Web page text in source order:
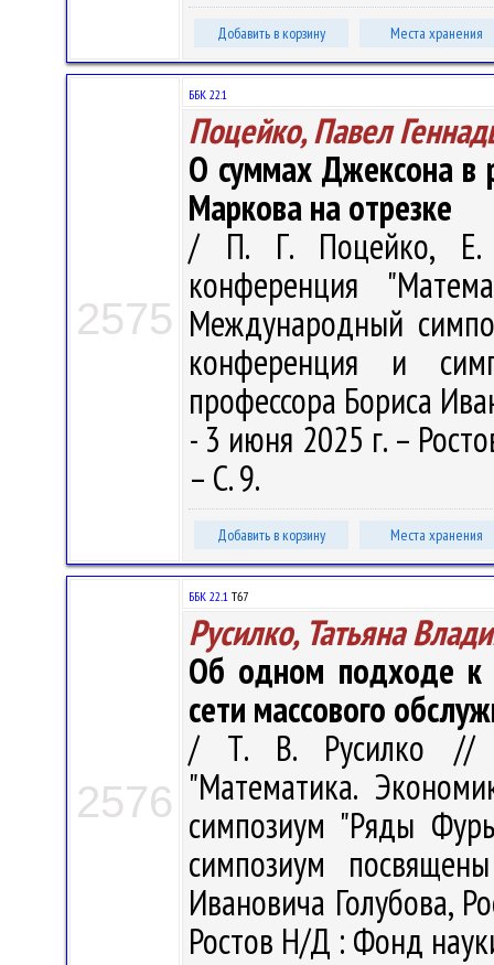
Добавить в корзину Места хранения
2575
ББК 22.1
Поцейко, Павел
О суммах Джексона в
Маркова на отрезке
/ П. Г. Поцейко, Е.
конференция
Международный
конференция и
профессора Бориса
- 3 июня 2025 г. –
– С. 9.
Добавить в корзину Места хранения
2576
ББК 22..1 Т67
Русилко, Татьяна
Об одном подходе к
сети массового
/ Т. В. Русилко //
"Математика.
симпозиум "Ряды
симпозиум
Ивановича Голубова,
Ростов Н/Д : Фонд